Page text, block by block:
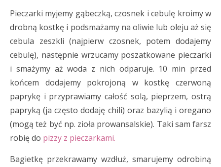
Pieczarki myjemy gąbeczką, czosnek i cebulę kroimy w
drobną kostkę i podsmażamy na oliwie lub oleju aż się
cebula zeszkli (najpierw czosnek, potem dodajemy
cebulę), następnie wrzucamy poszatkowane pieczarki
i smażymy aż woda z nich odparuje. 10 min przed
końcem dodajemy pokrojoną w kostkę czerwoną
paprykę i przyprawiamy całość solą, pieprzem, ostrą
papryką (ja często dodaję chili) oraz bazylią i oregano
(mogą też być np. zioła prowansalskie). Taki sam farsz
robię do pizzy z pieczarkami.
Bagietkę przekrawamy wzdłuż, smarujemy odrobiną